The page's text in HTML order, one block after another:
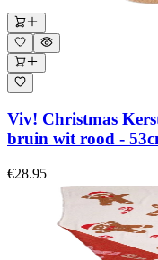
Viv! Christmas
bruin wit rood -
€28.95